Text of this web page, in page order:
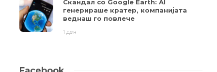
Скандал со Google Earth: AI
генерираше кратер, компанијата
веднаш го повлече
1 ден